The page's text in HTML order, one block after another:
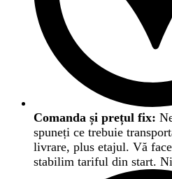
Comanda și prețul fix:
spuneți ce trebuie
livrare, plus etajul. Vă
stabilim tariful din start.